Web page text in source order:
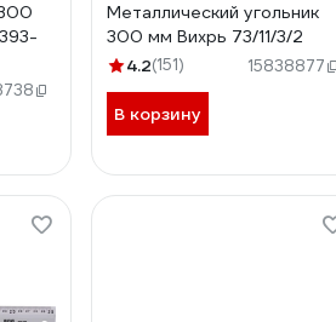
Металлический угольник
300 мм Вихрь 73/11/3/2
4.2(151) 15838877
В корзину